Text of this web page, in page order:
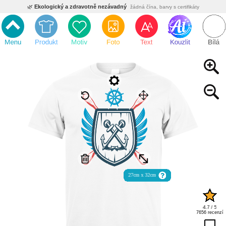
🌿 Ekologický a zdravotně nezávadný žádná čína, barvy s certifikáty
💡Inovativní výroba vlastní vývoj, nejnovější technologie
⚡ Rychlé dodání expedujeme do 24h
🏢 Výhodné pro firmy velké množstevní slevy
Český eshop s tradicí od roku 2010